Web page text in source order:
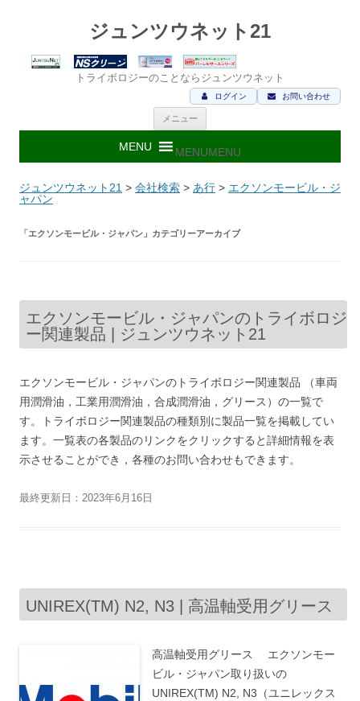
ジュンツウネット21
トライボロジーのことならジュンツウネット
お問い合わせ
ログイン
メニュー
ン
ツ
ス
キ
MENUMENU
ジュンツウネット21 > 会社検索 > あ行 > エクソンモービル・ジ
ャパン
「 エクソンモービル・ジャパン 」カテゴリーアーカイブ
エクソンモービル・ジャパンのトライボロジ
ー関連製品 | ジュンツウネット21
エクソンモービル・ジャパンのトライボロジー関連製品 （車両
用潤滑油，工業用潤滑油，合成潤滑油，グリース）の一覧で
す。トライボロジー関連製品の種類別に製品一覧を掲載してい
ます。一覧表の各製品のリンクをクリックすると詳細情報を表
示させることができ，各種のお問い合わせもできます。
最終更新日：2023年6月16日
UNIREX(TM) N2, N3 | 高温軸受用グリース
高温軸受用グリース エクソンモー
ビル・ジャパン取り扱いの
UNIREX(TM) N2, N3（ユニレックス